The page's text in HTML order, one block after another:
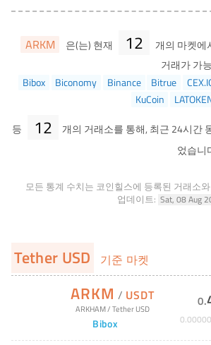
ARKM 은(는) 현재 12 개의 마켓에
거래가 가
Bibox
Biconomy Binance Bitrue
KuCoin
등
12 개의 거래소를 통해, 최근 24시간
었습니
모든 통계 수치는 코인힐스에 등록된 거래소
업데이트: Sat, 08 Aug
Tether USD 기준 마켓
ARKM / USDT
ARKHAM/Tether USD
Bibox
0.
0.